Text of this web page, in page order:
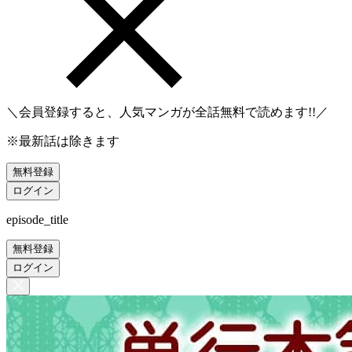
＼会員登録すると、人気マンガが全話無料で読めます!!／
※最新話は除きます
無料登録
ログイン
episode_title
無料登録
ログイン